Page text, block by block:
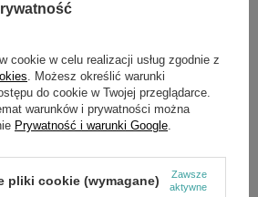
cookie w celu realizacji usług zgodnie z
. Możesz określić warunki
do cookie w Twojej przeglądarce.
warunków i prywatności można
Prywatność i warunki Google
pliki cookie (wymagane)
Zawsze
aktywne